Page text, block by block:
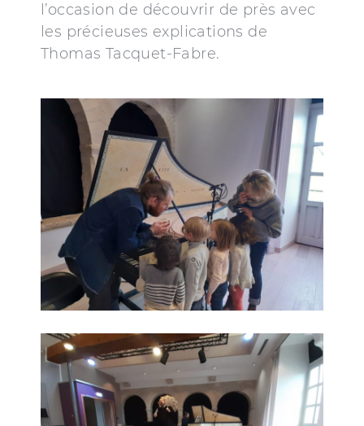
l’occasion de découvrir de près avec
les précieuses explications de
Thomas Tacquet-Fabre.